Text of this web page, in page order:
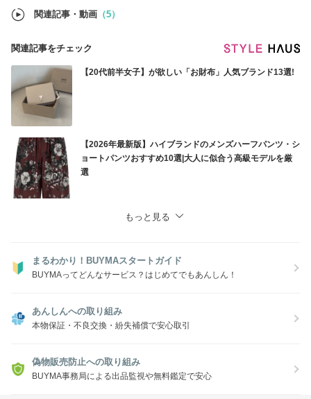
初めてのお買い物や高額なお取引の際はぜひこちらをご利用
くださいませ。
https://www.buyma.com/contents/safety/anshin.html
関連記事・動画 （5）
関連記事をチェック
【20代前半女子】が欲しい「お財布」人気ブランド13選!
【2026年最新版】ハイブランドのメンズハーフパンツ・シ
ョートパンツおすすめ10選|大人に似合う高級モデルを厳
選
もっと見る
まるわかり！BUYMAスタートガイド
BUYMAってどんなサービス？はじめてでもあんしん！
あんしんへの取り組み
本物保証・不良交換・紛失補償で安心取引
偽物販売防止への取り組み
BUYMA事務局による出品監視や無料鑑定で安心